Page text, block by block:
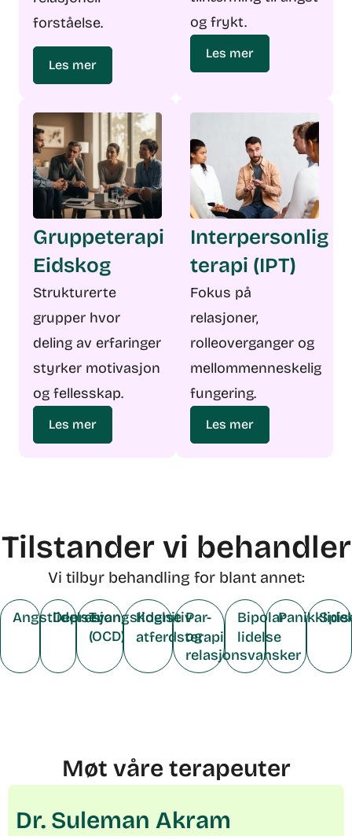
forståelse.
Les mer
og frykt.
Les mer
Gruppeterapi
Eidskog
Strukturerte
grupper hvor
deling av erfaringer
styrker motivasjon
og fellesskap.
Les mer
Interpersonlig
terapi (IPT)
Fokus på
relasjoner,
rolleoverganger og
mellommenneskelig
fungering.
Les mer
Tilstander vi behandler
Vi tilbyr behandling for blant annet:
Angstlidelser
DepresjonTvangslidelse
(OCD)
Kognitiv
atferdsterapi
Par-
og
relasjonsvansker
Bipolar
lidelse
Møt våre terapeuter
Dr. Suleman Akram